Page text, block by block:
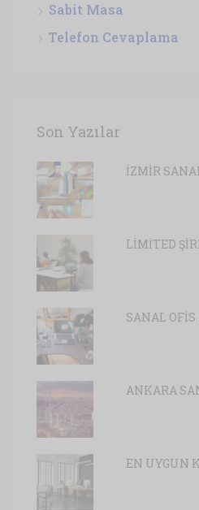
Sabit Masa
Telefon Cevaplama
Son Yazılar
İZMİR
LİMİTED
SANAL OFİS
ANKARA
EN UYGUN